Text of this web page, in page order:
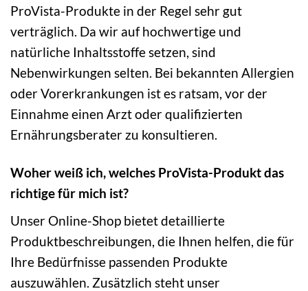
ProVista-Produkte in der Regel sehr gut
verträglich. Da wir auf hochwertige und
natürliche Inhaltsstoffe setzen, sind
Nebenwirkungen selten. Bei bekannten Allergien
oder Vorerkrankungen ist es ratsam, vor der
Einnahme einen Arzt oder qualifizierten
Ernährungsberater zu konsultieren.
Woher weiß ich, welches ProVista-Produkt das
richtige für mich ist?
Unser Online-Shop bietet detaillierte
Produktbeschreibungen, die Ihnen helfen, die für
Ihre Bedürfnisse passenden Produkte
auszuwählen. Zusätzlich steht unser